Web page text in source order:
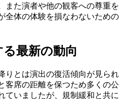
また演者や他の観客への尊重を
全体の体験を損なわないための
最新の動向
りとは演出の復活傾向が見られ
客席の距離を保つため多くの公
ていましたが、規制緩和と共に